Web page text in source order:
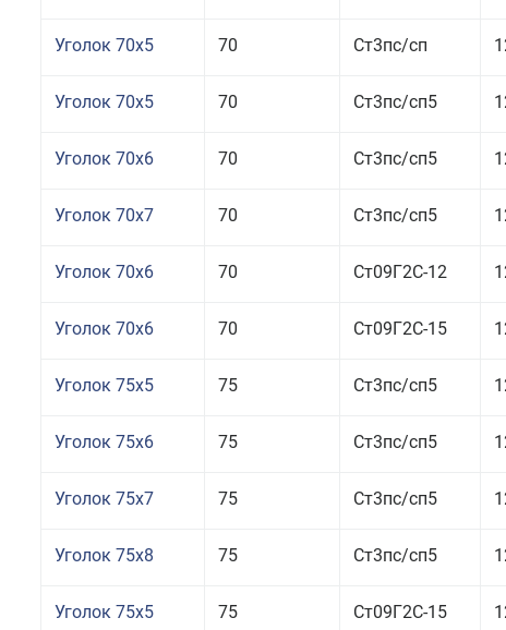
Уголок 70x5 70 Ст3пс/сп
Уголок 70x5 70 Ст3пс/сп5
Уголок 70x6 70 Ст3пс/сп5
Уголок 70x7 70 Ст3пс/сп5
Уголок 70x6 70 Ст09Г2С-12
Уголок 70x6 70 Ст09Г2С-15
Уголок 75x5 75 Ст3пс/сп5
Уголок 75x6 75 Ст3пс/сп5
Уголок 75x7 75 Ст3пс/сп5
Уголок 75x8 75 Ст3пс/сп5
Уголок 75x5 75 Ст09Г2С-15